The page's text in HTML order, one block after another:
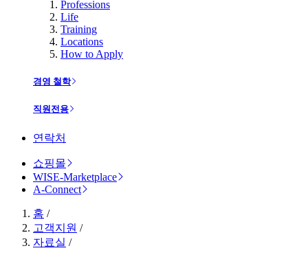
Professions
Life
Training
Locations
How to Apply
경영 철학
직원전용
연락처
쇼핑몰
WISE-Marketplace
A-Connect
홈 /
고객지원 /
자료실 /